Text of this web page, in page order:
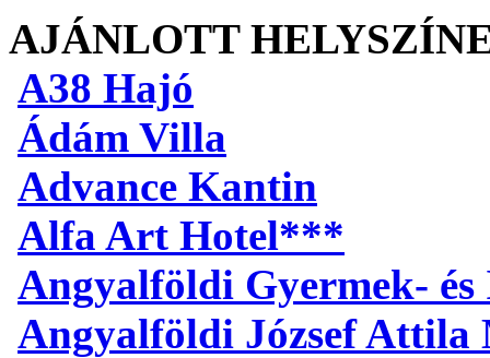
AJÁNLOTT
A38 Hajó
Ádám Villa
Advance Kantin
Alfa Art Hotel***
Angyalföldi Gyermek-
Angyalföldi József Attila